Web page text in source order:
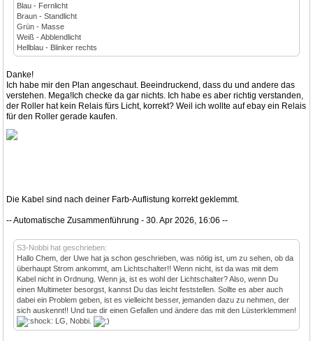
Blau - Fernlicht
Braun - Standlicht
Grün - Masse
Weiß - Abblendlicht
Hellblau - Blinker rechts
Danke!
Ich habe mir den Plan angeschaut. Beeindruckend, dass du und andere das
verstehen. Mega!Ich checke da gar nichts. Ich habe es aber richtig verstanden,
der Roller hat kein Relais fürs Licht, korrekt? Weil ich wollte auf ebay ein Relais
für den Roller gerade kaufen.
Die Kabel sind nach deiner Farb-Auflistung korrekt geklemmt.
-- Automatische Zusammenführung - 30. Apr 2026, 16:06 --
S3-Nobbi hat geschrieben:
Hallo Chem, der Uwe hat ja schon geschrieben, was nötig ist, um zu sehen, ob da
überhaupt Strom ankommt, am Lichtschalter!! Wenn nicht, ist da was mit dem
Kabel nicht in Ordnung. Wenn ja, ist es wohl der Lichtschalter? Also, wenn Du
einen Multimeter besorgst, kannst Du das leicht feststellen. Sollte es aber auch
dabei ein Problem geben, ist es vielleicht besser, jemanden dazu zu nehmen, der
sich auskennt!! Und tue dir einen Gefallen und ändere das mit den Lüsterklemmen!
LG, Nobbi.